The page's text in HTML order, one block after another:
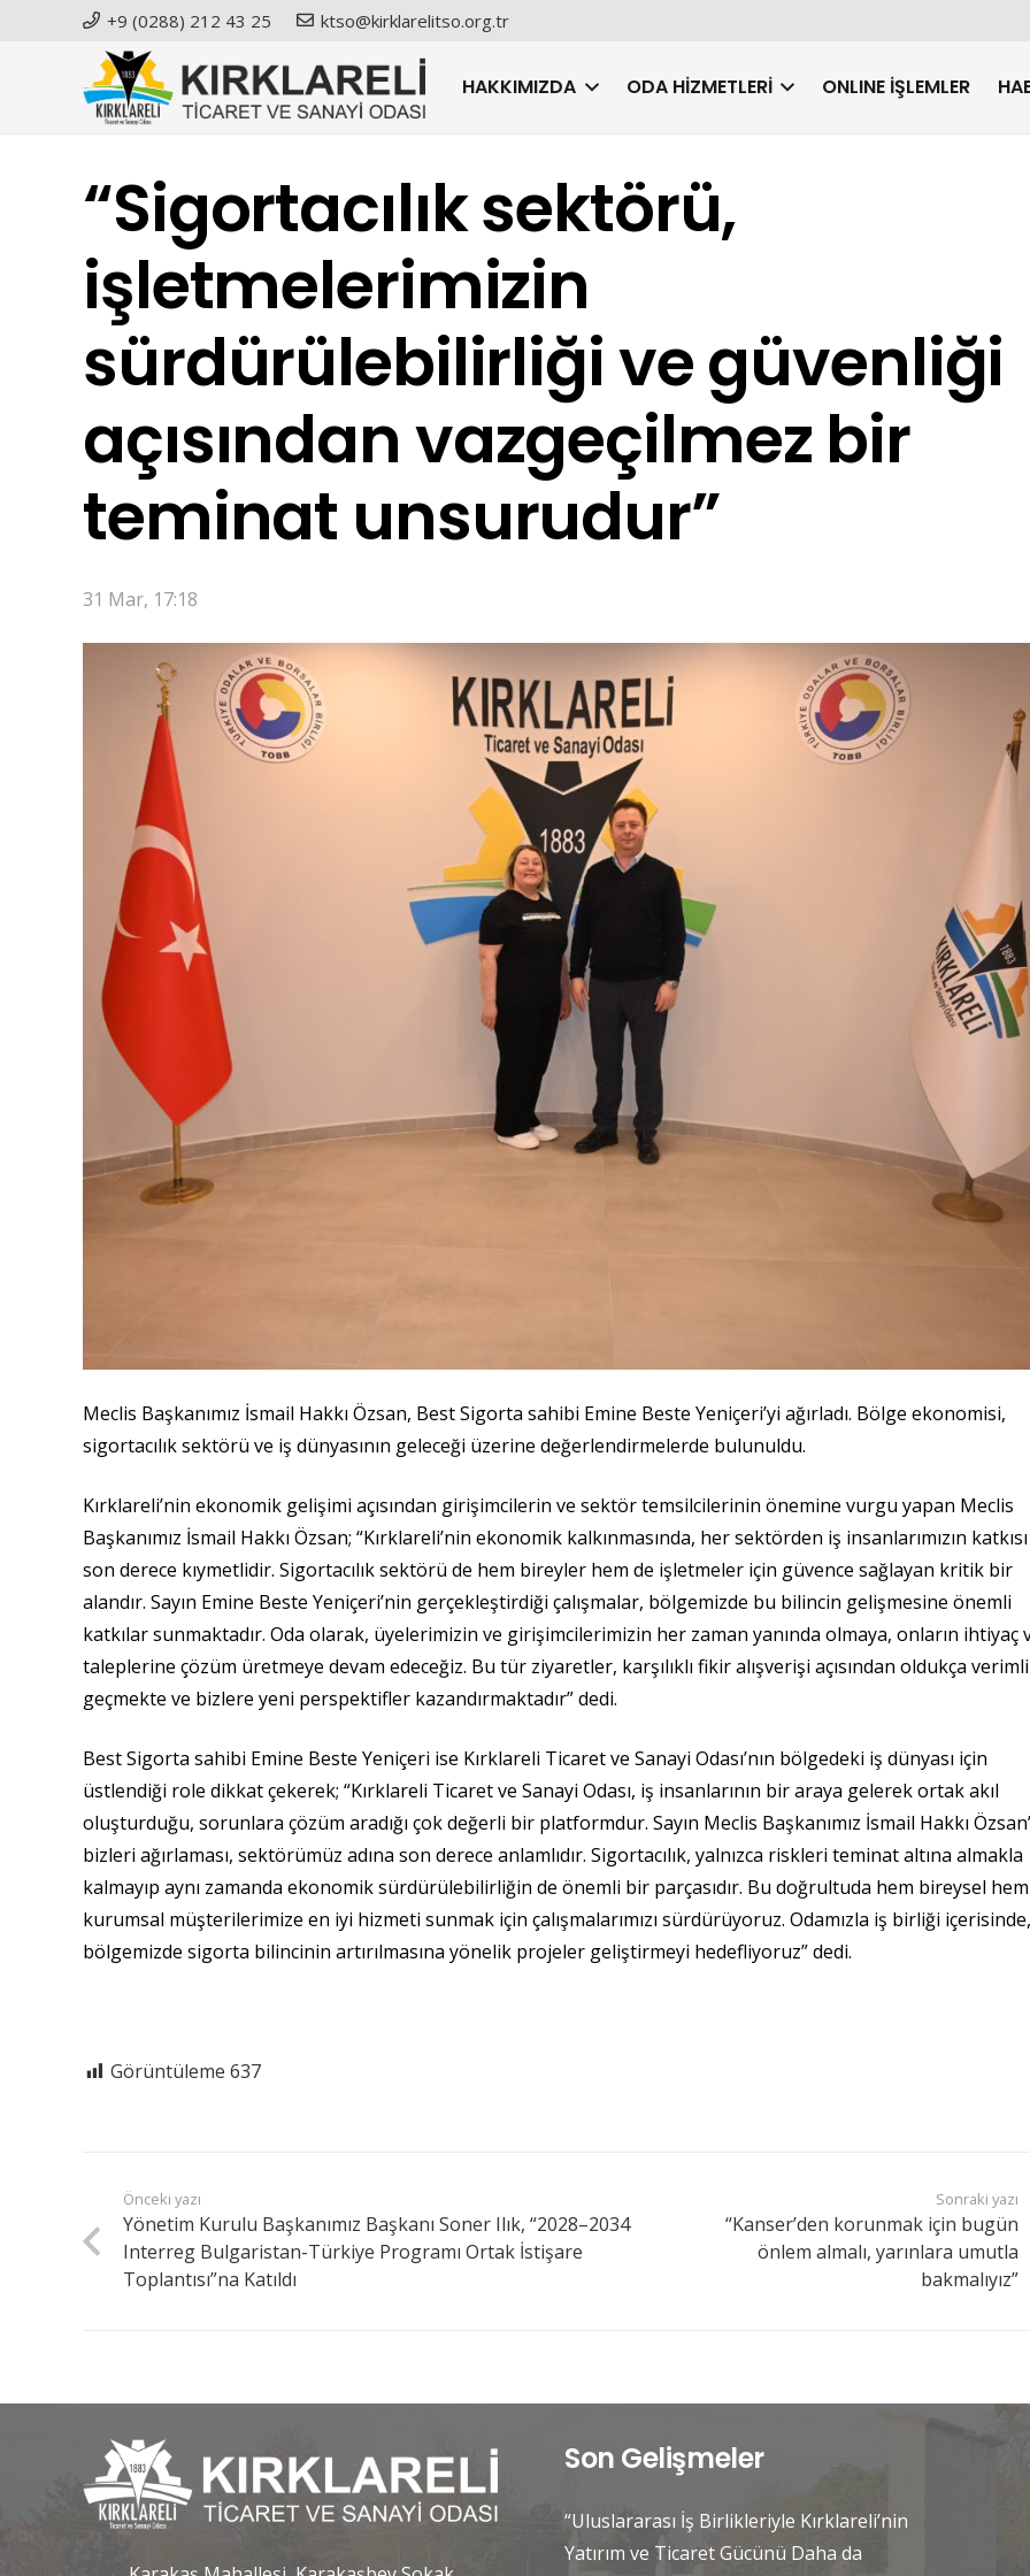
+9 (0288) 212 43 25 ktso@kirklarelitso.org.tr
HAKKIMIZDA ODA HIZMETLERI ONLINE İŞLEMLER
“Sigortacılık sektörü,
işletmelerimizin
sürdürülebilirliği ve güvenliği
açısından vazgeçilmez bir
teminat unsurudur”
31 Mar, 17:18
Meclis Başkanımız İsmail Hakkı Özsan, Best Sigorta sahibi Emine Beste Yeniçeri’yi ağırladı. Bölge ekonomisi,
sigortacılık sektörü ve iş dünyasının geleceği üzerine değerlendirmelerde bulunuldu.
Kırklareli’nin ekonomik gelişimi açısından girişimcilerin ve sektör temsilcilerinin önemine vurgu yapan Meclis
Başkanımız İsmail Hakkı Özsan; “Kırklareli’nin ekonomik kalkınmasında, her sektörden iş insanlarımızın katkısı
son derece kıymetlidir. Sigortacılık sektörü de hem bireyler hem de işletmeler için güvence sağlayan kritik bir
alandır. Sayın Emine Beste Yeniçeri’nin gerçekleştirdiği çalışmalar, bölgemizde bu bilincin gelişmesine önemli
katkılar sunmaktadır. Oda olarak, üyelerimizin ve girişimcilerimizin her zaman yanında olmaya, onların ihtiyaç
taleplerine çözüm üretmeye devam edeceğiz. Bu tür ziyaretler, karşılıklı fikir alışverişi açısından oldukça verimli
geçmekte ve bizlere yeni perspektifler kazandırmaktadır” dedi.
Best Sigorta sahibi Emine Beste Yeniçeri ise Kırklareli Ticaret ve Sanayi Odası’nın bölgedeki iş dünyası için
üstlendiği role dikkat çekerek; “Kırklareli Ticaret ve Sanayi Odası, iş insanlarının bir araya gelerek ortak akıl
oluşturduğu, sorunlara çözüm aradığı çok değerli bir platformdur. Sayın Meclis Başkanımız İsmail Hakkı
bizleri ağırlaması, sektörümüz adına son derece anlamlıdır. Sigortacılık, yalnızca riskleri teminat altına almakla
kalmayıp aynı zamanda ekonomik sürdürülebilirliğin de önemli bir parçasıdır. Bu doğrultuda hem bireysel hem
kurumsal müşterilerimize en iyi hizmeti sunmak için çalışmalarımızı sürdürüyoruz. Odamızla iş birliği içerisinde,
bölgemizde sigorta bilincinin artırılmasına yönelik projeler geliştirmeyi hedefliyoruz” dedi.
Görüntüleme 637
Önceki yazı
Yönetim Kurulu Başkanımız Başkanı Soner Ilık, “2028–2034
Interreg Bulgaristan-Türkiye Programı Ortak İstişare
Toplantısı”na Katıldı
Sonraki yazı
“Kanser’den korunmak için bugün
önlem almalı, yarınlara umutla
bakmalıyız”
Son Gelişmeler
“Uluslararası İş Birlikleriyle Kırklareli’nin
Yatırım ve Ticaret Gücünü Daha da